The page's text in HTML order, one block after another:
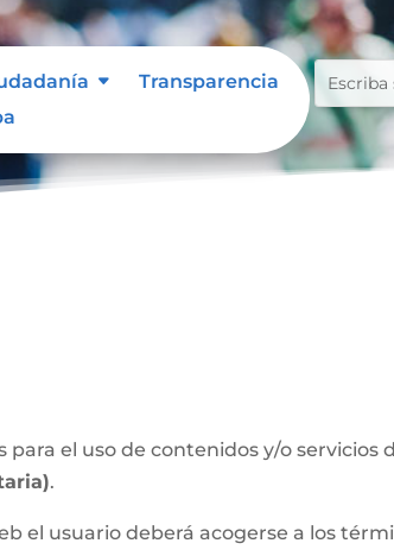
Transparencia
el uso de contenidos y/o servicios
.
el usuario deberá acogerse a los